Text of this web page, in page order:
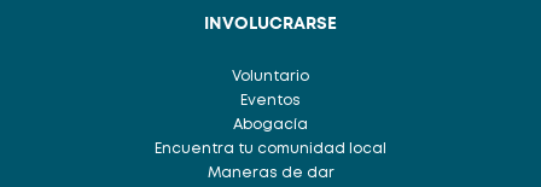
INVOLUCRARSE
Voluntario
Eventos
Abogacía
Encuentra tu comunidad local
Maneras de dar